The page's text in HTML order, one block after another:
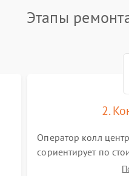
Этапы
2.
Оператор колл
сориентирует по
виброметра а также